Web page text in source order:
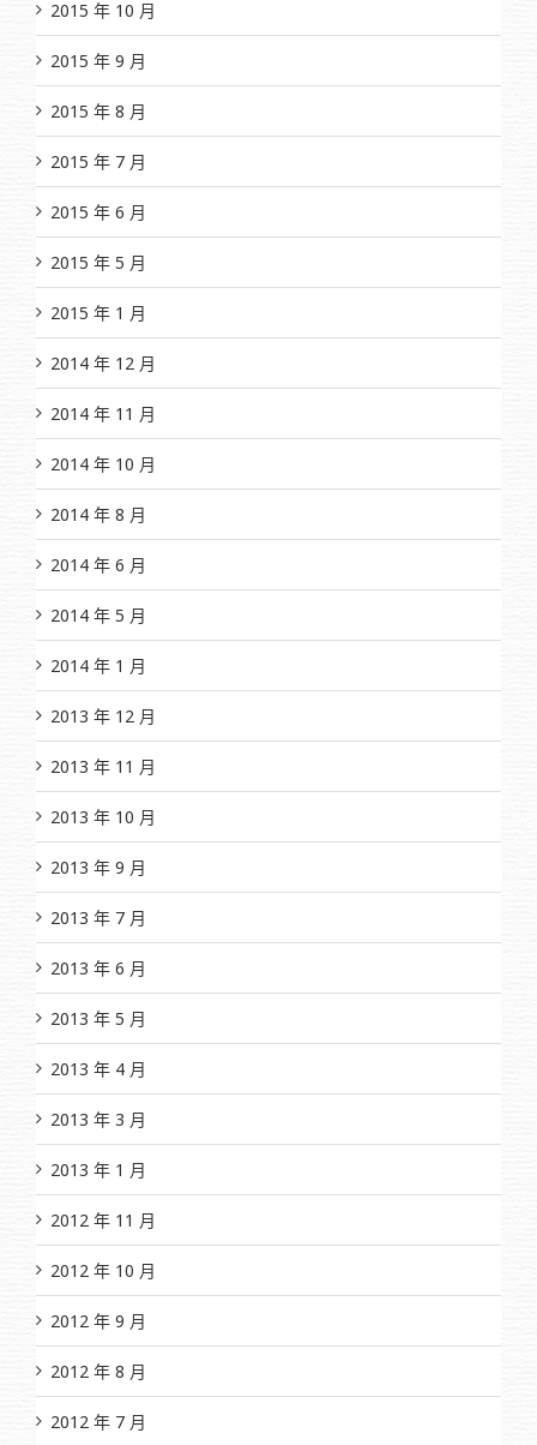
2015 年 10 月
2015 年 9 月
2015 年 8 月
2015 年 7 月
2015 年 6 月
2015 年 5 月
2015 年 1 月
2014 年 12 月
2014 年 11 月
2014 年 10 月
2014 年 8 月
2014 年 6 月
2014 年 5 月
2014 年 1 月
2013 年 12 月
2013 年 11 月
2013 年 10 月
2013 年 9 月
2013 年 7 月
2013 年 6 月
2013 年 5 月
2013 年 4 月
2013 年 3 月
2013 年 1 月
2012 年 11 月
2012 年 10 月
2012 年 9 月
2012 年 8 月
2012 年 7 月